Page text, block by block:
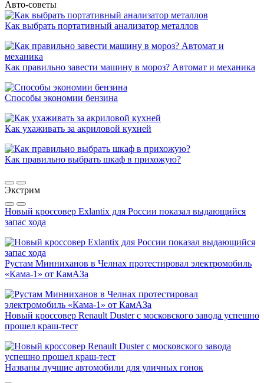
Авто-советы
Как выбрать портативный анализатор металлов
Как правильно завести машину в мороз? Автомат и механика
Способы экономии бензина
Как ухаживать за акриловой кухней
Как правильно выбрать шкаф в прихожую?
Экстрим
Новый кроссовер Exlantix для России показал выдающийся
запас хода
Рустам Минниханов в Челнах протестировал электромобиль
«Кама-1» от КамАЗа
Новый кроссовер Renault Duster с московского завода успешно
прошел краш-тест
Названы лучшие автомобили для уличных гонок